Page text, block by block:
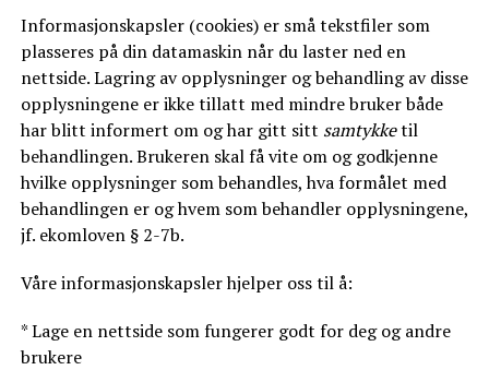
Informasjonskapsler (cookies) er små tekstfiler som
plasseres på din datamaskin når du laster ned en
nettside. Lagring av opplysninger og behandling av disse
opplysningene er ikke tillatt med mindre bruker både
har blitt informert om og har gitt sitt samtykketil
behandlingen. Brukeren skal få vite om og godkjenne
hvilke opplysninger som behandles, hva formålet med
behandlingen er og hvem som behandler opplysningene,
jf. ekomloven § 2-7b.
Våre informasjonskapsler hjelper oss til å:
* Lage en nettside som fungerer godt for deg og andre
brukere